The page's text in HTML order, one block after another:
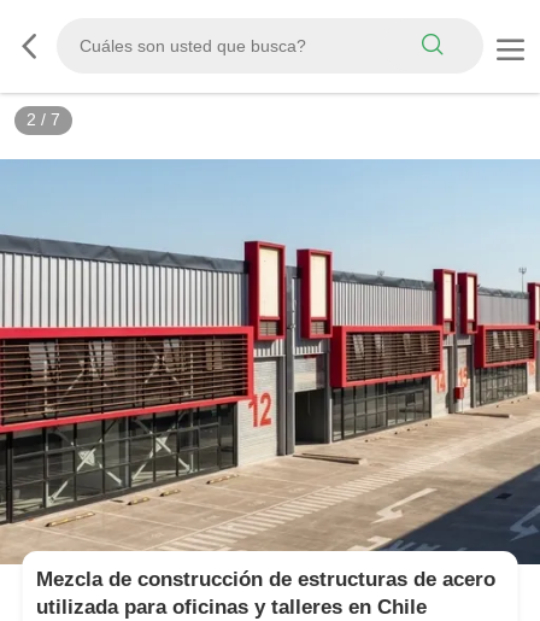
3 / 7
Mezcla de construcción de estructuras de acero
utilizada para oficinas y talleres en Chile